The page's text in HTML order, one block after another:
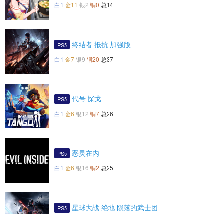
白1 金11 银2 铜0 总14
PS5 终结者 抵抗 加强版
白1 金7银9 铜20 总37
PS5 代号 探戈
白1 金6 银12 铜7 总26
PS5 恶灵在内
白1 金6 银16 铜2 总25
PS5 星球大战 绝地 陨落的武士团